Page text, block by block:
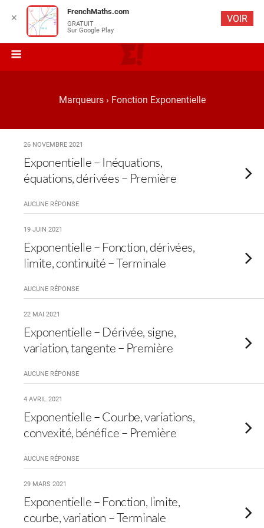
Marqueurs › Fonction Exponentielle
26 NOVEMBRE 2021
Exponentielle – Inéquations,
équations, dérivées – Première
AUCUNE RÉPONSE
19 JUIN 2021
Exponentielle – Fonction, dérivées,
limite, continuité – Terminale
AUCUNE RÉPONSE
22 MAI 2021
Exponentielle – Dérivée, signe,
variation, tangente – Première
AUCUNE RÉPONSE
4 AVRIL 2021
Exponentielle – Courbe, variations,
convexité, bénéfice – Première
AUCUNE RÉPONSE
29 MARS 2021
Exponentielle – Fonction, limite,
courbe, variation – Terminale
✕
FrenchMaths.com
GRATUIT
Sur Google Play
VOIR